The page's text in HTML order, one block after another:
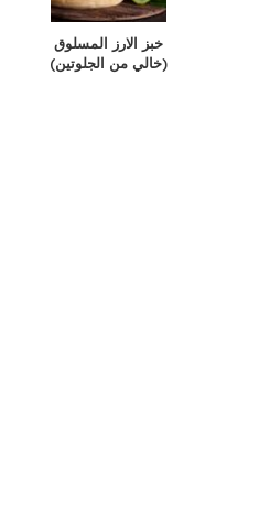
خبز الارز المسلوق
(خالي من الجلوتين)